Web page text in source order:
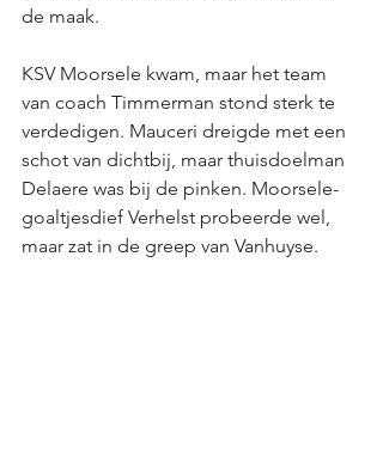
de maak.
KSV Moorsele kwam, maar het team
van coach Timmerman stond sterk te
verdedigen. Mauceri dreigde met een
schot van dichtbij, maar thuisdoelman
Delaere was bij de pinken. Moorsele-
goaltjesdief Verhelst probeerde wel,
maar zat in de greep van Vanhuyse.